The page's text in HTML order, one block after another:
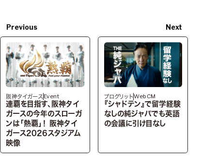
Previous
阪神タイガース Event
連覇を目指す、阪神タイ
ガースの今年のスローガ
ンは「熱覇」！ 阪神タイ
ガース2026スタジアム
映像
Next
プログリットWebCM
『シャドテン』で留学経験
なしの純ジャパでも英語
の会議に引け目なし